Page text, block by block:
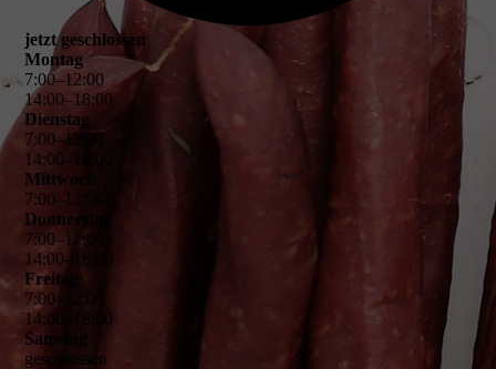
jetzt geschlossen
Montag
7:00–12:00
14:00–18:00
Dienstag
7:00–12
14:00–
Mittwoch
7:00– 12
Donnerstag
7:00–12:00
14:00– 18
00
Freitag
7:00–
14:00 18
00
Samstag
geschlossen